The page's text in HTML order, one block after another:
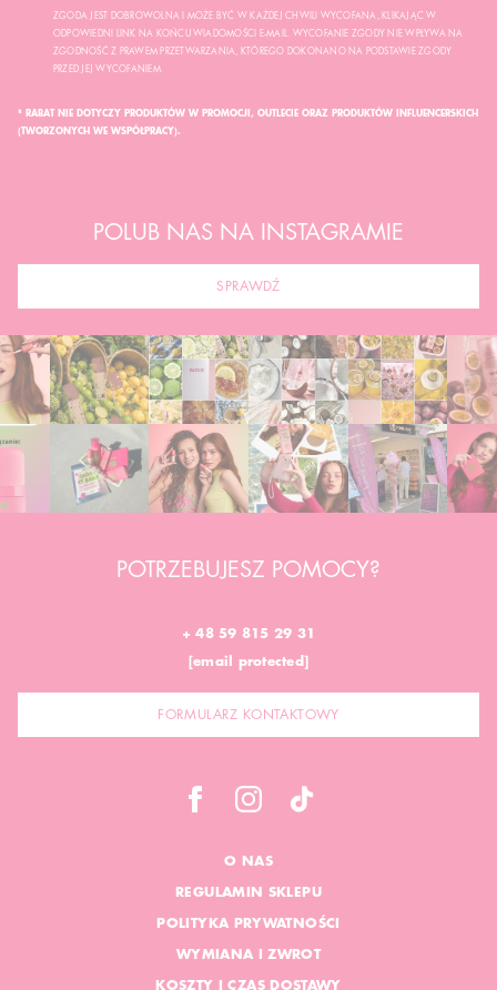
ZGODA JEST DOBROWOLNA I MOŻE BYĆ W KAŻDEJ CHWILI WYCOFANA, KLIKAJĄC W
ODPOWIEDNI LINK NA KOŃCU WIADOMOŚCI E-MAIL. WYCOFANIE ZGODY NIE WPŁYWA NA
ZGODNOŚĆ Z PRAWEM PRZETWARZANIA, KTÓREGO DOKONANO NA PODSTAWIE ZGODY
PRZED JEJ WYCOFANIEM.
* RABAT NIE DOTYCZY PRODUKTÓW W PROMOCJI, OUTLECIE ORAZ PRODUKTÓW INFLUENCERSKICH
(TWORZONYCH WE WSPÓŁPRACY).
POLUB NAS NA INSTAGRAMIE
SPRAWDŹ
POTRZEBUJESZ POMOCY?
+ 48 59 815 29 31
[email protected]
FORMULARZ KONTAKTOWY
O NAS
REGULAMIN SKLEPU
POLITYKA PRYWATNOŚCI
WYMIANA I ZWROT
KOSZTY I CZAS DOSTAWY